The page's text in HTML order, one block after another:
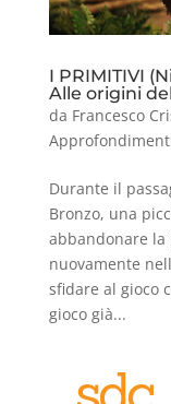
I PRIMITIVI
Alle origini
da Francesco
Durante il
Bronzo, una
abbandonare la
nuovamente
sfidare al gioco
gioco già...